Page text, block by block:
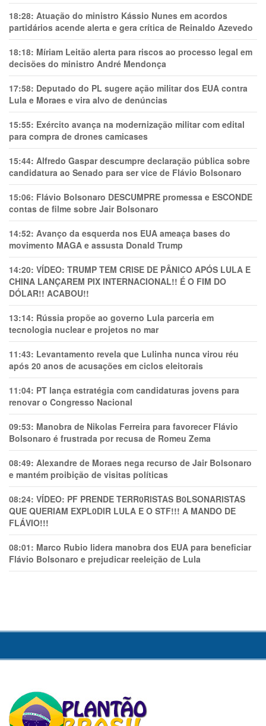
18:28: Atuação do ministro Kássio Nunes em acordos
partidários acende alerta e gera crítica de Reinaldo Azevedo
18:18: Míriam Leitão alerta para riscos ao processo legal em
decisões do ministro André Mendonça
17:58: Deputado do PL sugere ação militar dos EUA contra
Lula e Moraes e vira alvo de denúncias
15:55: Exército avança na modernização militar com edital
para compra de drones camicases
15:44: Alfredo Gaspar descumpre declaração pública sobre
candidatura ao Senado para ser vice de Flávio Bolsonaro
15:06: Flávio Bolsonaro DESCUMPRE promessa e ESCONDE
contas de filme sobre Jair Bolsonaro
14:52: Avanço da esquerda nos EUA ameaça bases do
movimento MAGA e assusta Donald Trump
14:20: VÍDEO: TRUMP TEM CRlSE DE PÂNlCO APÓS LULA E
CHINA LANÇAREM PIX INTERNACIONAL!! É O FIM DO
DÓLAR!! ACABOU!!
13:14: Rússia propõe ao governo Lula parceria em
tecnologia nuclear e projetos no mar
11:43: Levantamento revela que Lulinha nunca virou réu
após 20 anos de acusações em ciclos eleitorais
11:04: PT lança estratégia com candidaturas jovens para
renovar o Congresso Nacional
09:53: Manobra de Nikolas Ferreira para favorecer Flávio
Bolsonaro é frustrada por recusa de Romeu Zema
08:49: Alexandre de Moraes nega recurso de Jair Bolsonaro
e mantém proibição de visitas políticas
08:24: VÍDEO: PF PRENDE TERR0RlSTAS B0LSONARlSTAS
QUE QUERIAM EXPL0DlR LULA E O STF!!! A MANDO DE
FLÁVIO!!!
08:01: Marco Rubio lidera manobra dos EUA para beneficiar
Flávio Bolsonaro e prejudicar reeleição de Lula